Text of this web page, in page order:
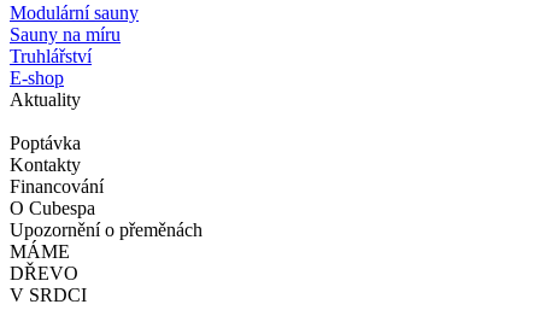
Modulární sauny
Sauny na míru
Truhlářství
E-shop
Aktuality
Poptávka
Kontakty
Financování
O Cubespa
Upozornění o přeměnách
MÁME
DŘEVO
V SRDCI